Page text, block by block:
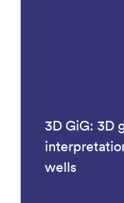
3D GiG: 3D
wells